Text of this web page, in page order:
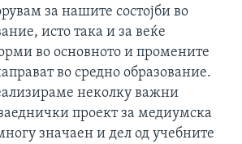
за нашите состојби во
исто така и за веќе
во основното и промените
во средно образование.
неколку важни
проект за медиумска
значаен и дел од учебните